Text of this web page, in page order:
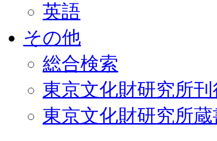
英語
その他
総合検索
東京文化財研究所
東京文化財研究所